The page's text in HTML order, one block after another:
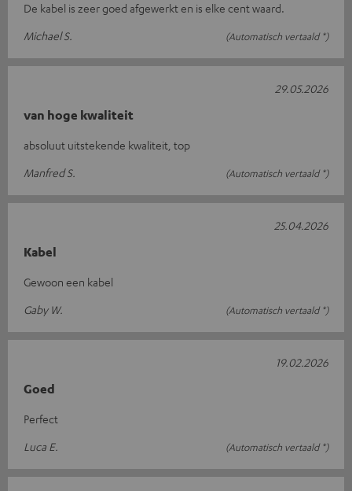
De kabel is zeer goed afgewerkt en is elke cent waard.
Michael S.
(Automatisch vertaald *)
van hoge kwaliteit
absoluut uitstekende kwaliteit, top
Manfred S.
(Automatisch vertaald *)
29.05.2026
Kabel
Gewoon een kabel
Gaby W.
(Automatisch vertaald *)
25.04.2026
Goed
Perfect
Luca E.
(Automatisch vertaald *)
19.02.2026